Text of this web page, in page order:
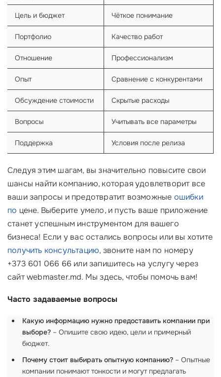
Цель и бюджет Чёткое понимание
Портфолио Качество работ
Отношение Профессионализм
Опыт Сравнение с конкурентами
Обсуждение стоимости Скрытые расходы
Вопросы Учитывать все параметры
Поддержка Условия после релиза
Следуя этим шагам, вы значительно повысите свои
шансы найти компанию, которая удовлетворит все
ваши запросы и предотвратит возможные ошибки
по цене. Выберите умело, и пусть ваше приложение
станет успешным инструментом для вашего
бизнеса! Если у вас остались вопросы или вы хотите
получить консультацию, звоните нам по номеру
+373 601 066 66 или запишитесь на услугу через
сайт webmaster.md. Мы здесь, чтобы помочь вам!
Часто задаваемые вопросы
Какую информацию нужно предоставить компании при
выборе? – Опишите свою идею, цели и примерный
бюджет.
Почему стоит выбирать опытную компанию? – Опытные
компании понимают тонкости и могут предлагать